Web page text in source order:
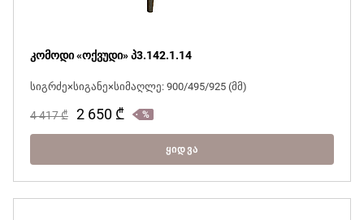
კომოდი «ოქვუდი» პ3.142.1.14
სიგრძე×სიგანე×სიმაღლე: 900/495/925 (მმ)
4 417₾ 2 650 ₾
ᲧᲘᲓᲕᲐ